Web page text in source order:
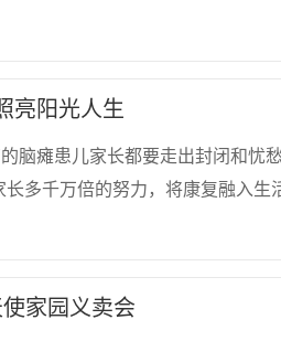
亮阳光人生
脑瘫患儿家长都要走出封闭和忧
长多千万倍的努力，将康复融入
家园义卖会